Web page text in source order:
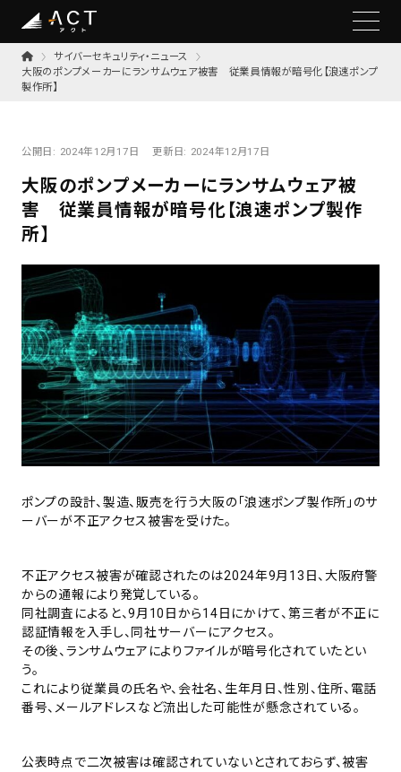
サイバーセキュリティ・ニュース
大阪のポンプメーカーにランサムウェア被害 従業員情報が暗号化【浪速ポンプ
製作所】
公開日: 2024年12月17日 更新日: 2024年12月17日
大阪のポンプメーカーにランサムウェア被
害 従業員情報が暗号化【浪速ポンプ製作
所】
ポンプの設計、製造、販売を行う大阪の「浪速ポンプ製作所」のサ
ーバーが不正アクセス被害を受けた。
不正アクセス被害が確認されたのは2024年9月13日、大阪府警
からの通報により発覚している。
同社調査によると、9月10日から14日にかけて、第三者が不正に
認証情報を入手し、同社サーバーにアクセス。
その後、ランサムウェアによりファイルが暗号化されていたとい
う。
これにより従業員の氏名や、会社名、生年月日、性別、住所、電話
番号、メールアドレスなど流出した可能性が懸念されている。
公表時点で二次被害は確認されていないとされておらず、被害